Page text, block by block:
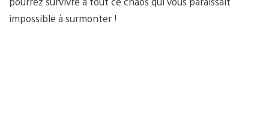
impossible à surmonter !